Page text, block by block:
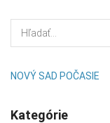
NOVÝ SAD POČASIE
Kategórie